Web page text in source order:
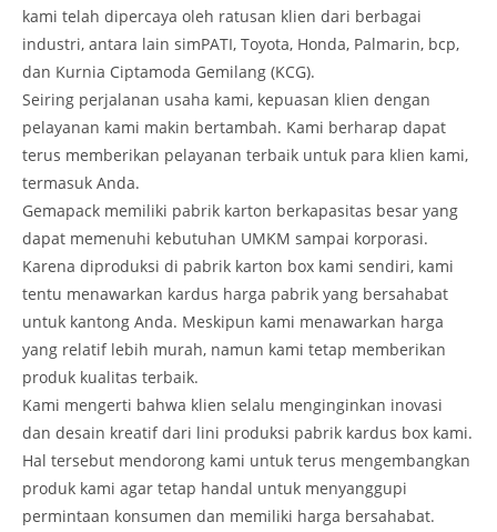
kami telah dipercaya oleh ratusan klien dari berbagai
industri, antara lain simPATI, Toyota, Honda, Palmarin, bcp,
dan Kurnia Ciptamoda Gemilang (KCG).
Seiring perjalanan usaha kami, kepuasan klien dengan
pelayanan kami makin bertambah. Kami berharap dapat
terus memberikan pelayanan terbaik untuk para klien kami,
termasuk Anda.
Gemapack memiliki pabrik karton berkapasitas besar yang
dapat memenuhi kebutuhan UMKM sampai korporasi.
Karena diproduksi di pabrik karton box kami sendiri, kami
tentu menawarkan kardus harga pabrik yang bersahabat
untuk kantong Anda. Meskipun kami menawarkan harga
yang relatif lebih murah, namun kami tetap memberikan
produk kualitas terbaik.
Kami mengerti bahwa klien selalu menginginkan inovasi
dan desain kreatif dari lini produksi pabrik kardus box kami.
Hal tersebut mendorong kami untuk terus mengembangkan
produk kami agar tetap handal untuk menyanggupi
permintaan konsumen dan memiliki harga bersahabat.